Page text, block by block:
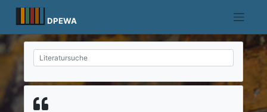
content
DPEWA